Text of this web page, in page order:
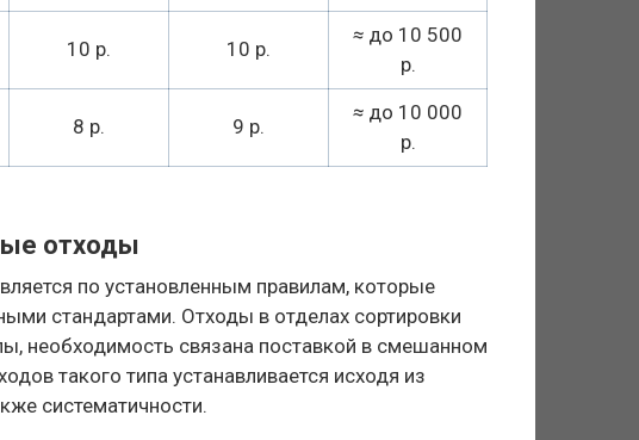
10 р. 10 р.
≈ до 10 500
р.
8 р. 9 р.
≈ до 10 000
р.
отходы
по установленным правилам, которые
стандартами. Отходы в отделах сортировки
необходимость связана поставкой в смешанном
такого типа устанавливается исходя из
систематичности.